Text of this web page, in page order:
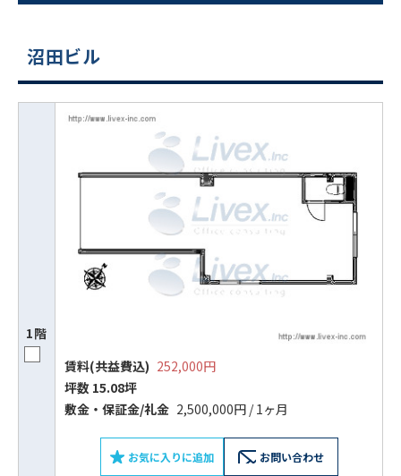
沼田ビル
1階
賃料(共益費込) 252,000円
坪数 15.08坪
敷⾦‧保証⾦/礼⾦ 2,500,000円 / 1ヶ月
お気に入りに追加 お問い合わせ
ビルコード：172272
をお伝えいただくと
スムーズにご案内できます